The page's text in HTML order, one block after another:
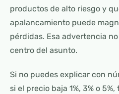
productos de alto riesgo y
apalancamiento puede
pérdidas. Esa advertencia
centro del asunto.
Si no puedes explicar con
si el precio baja 1%, 3% o